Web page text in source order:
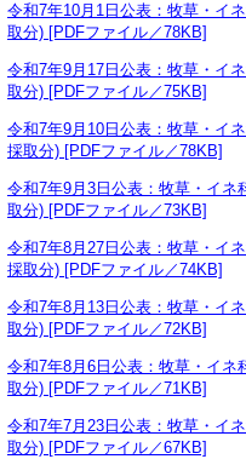
令和7年10月1日公表：牧草・イ
取分) [PDFファイル／78KB]
令和7年9月17日公表：牧草・イ
取分) [PDFファイル／75KB]
令和7年9月10日公表：牧草・イ
採取分) [PDFファイル／78KB]
令和7年9月3日公表：牧草・イネ
取分) [PDFファイル／73KB]
令和7年8月27日公表：牧草・イ
採取分) [PDFファイル／74KB]
令和7年8月13日公表：牧草・イ
取分) [PDFファイル／72KB]
令和7年8月6日公表：牧草・イネ
取分) [PDFファイル／71KB]
令和7年7月23日公表：牧草・イ
取分) [PDFファイル／67KB]